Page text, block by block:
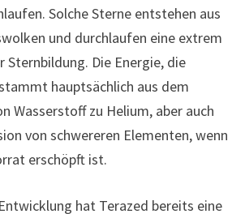
Solche Sterne entstehen aus
und durchlaufen eine extrem
Sternbildung. Die Energie, die
hauptsächlich aus dem
Wasserstoff zu Helium, aber auch
von schwereren Elementen, wenn
erschöpft ist.
hat Terazed bereits eine